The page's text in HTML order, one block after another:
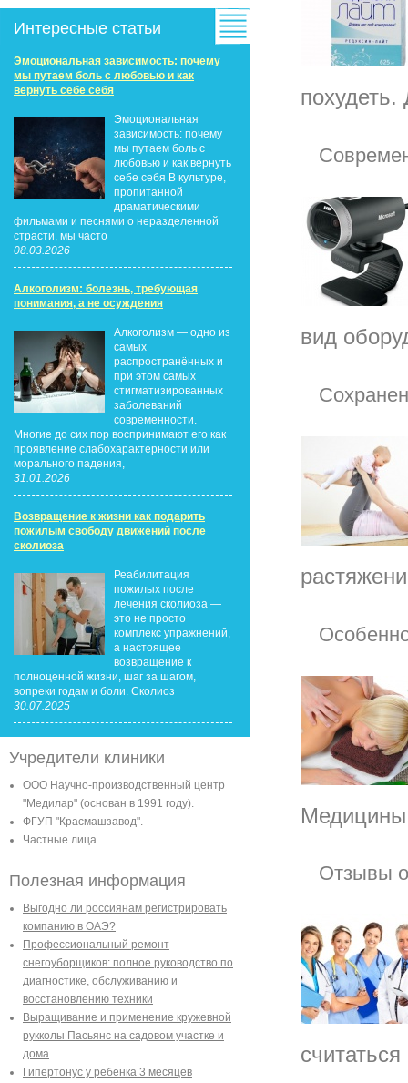
Интересные статьи
Эмоциональная зависимость: почему
мы путаем боль с любовью и как
вернуть себе себя
Эмоциональная
зависимость: почему
мы путаем боль с
любовью и как вернуть
себе себя В культуре,
пропитанной
драматическими
фильмами и песнями о неразделенной
страсти, мы часто
08.03.2026
Алкоголизм: болезнь, требующая
понимания, а не осуждения
Алкоголизм — одно из
самых
распространённых и
при этом самых
стигматизированных
заболеваний
современности.
Многие до сих пор воспринимают его как
проявление слабохарактерности или
морального падения,
31.01.2026
Возвращение к жизни как подарить
пожилым свободу движений после
сколиоза
Реабилитация
пожилых после
лечения сколиоза —
это не просто
комплекс упражнений,
а настоящее
возвращение к
полноценной жизни, шаг за шагом,
вопреки годам и боли. Сколиоз
30.07.2025
Учредители клиники
ООО Научно-производственный центр
"Медилар" (основан в 1991 году).
ФГУП "Красмашзавод".
Частные лица.
Полезная информация
Выгодно ли россиянам регистрировать
компанию в ОАЭ?
Профессиональный ремонт
снегоуборщиков: полное руководство по
диагностике, обслуживанию и
восстановлению техники
Выращивание и применение кружевной
рукколы Пасьянс на садовом участке и
дома
Гипертонус у ребенка 3 месяцев
вид
Медицины
Отзывы